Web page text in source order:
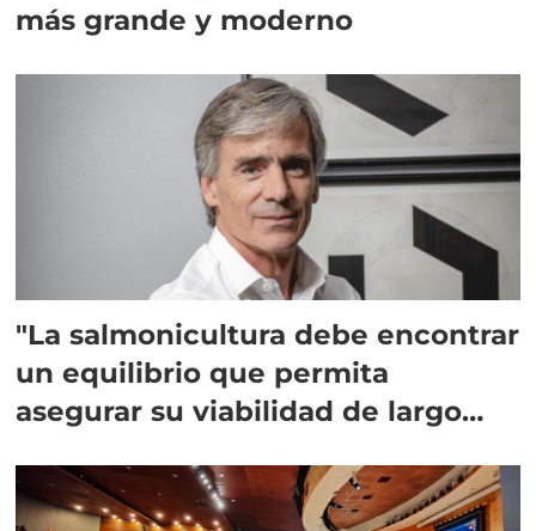
más grande y moderno
"La salmonicultura debe encontrar
un equilibrio que permita
asegurar su viabilidad de largo